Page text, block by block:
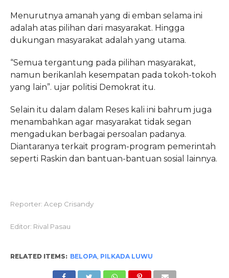
Menurutnya amanah yang di emban selama ini
adalah atas pilihan dari masyarakat. Hingga
dukungan masyarakat adalah yang utama.
“Semua tergantung pada pilihan masyarakat,
namun berikanlah kesempatan pada tokoh-tokoh
yang lain”. ujar politisi Demokrat itu.
Selain itu dalam dalam Reses kali ini bahrum juga
menambahkan agar masyarakat tidak segan
mengadukan berbagai persoalan padanya.
Diantaranya terkait program-program pemerintah
seperti Raskin dan bantuan-bantuan sosial lainnya.
Reporter: Acep Crisandy
Editor: Rival Pasau
RELATED ITEMS: BELOPA, PILKADA LUWU